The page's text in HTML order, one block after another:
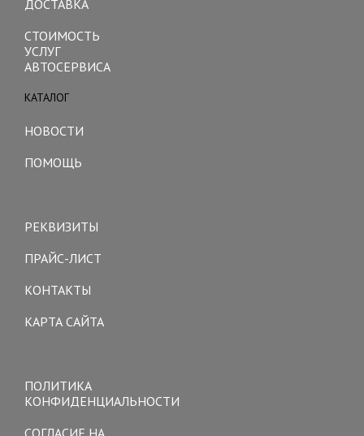
ДОСТАВКА
СТОИМОСТЬ
УСЛУГ
АВТОСЕРВИСА
КАТАЛОГ
НОВОСТИ
ПОМОЩЬ
РЕКВИЗИТЫ
ПРАЙС-ЛИСТ
КОНТАКТЫ
КАРТА САЙТА
ПОЛИТИКА
КОНФИДЕНЦИАЛЬНОСТИ